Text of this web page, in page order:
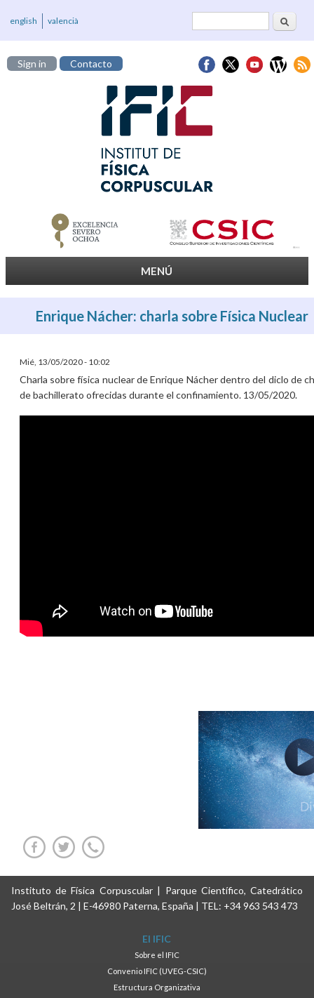
Formulario deBuscar
english valencià
Sign in Contacto
MENÚ
Enrique Nácher: charla sobre Física Nuclear
Mié, 13/05/2020 - 10:02
Charla sobre física nuclear de Enrique Nácher dentro del diclo de
de bachillerato ofrecidas durante el confinamiento. 13/05/2020.
Instituto de Física Corpuscular | Parque Científico, Catedrático
José Beltrán, 2 | E-46980 Paterna, España | TEL: +34 963 543 473
El IFIC
Sobre el IFIC
Convenio IFIC (UVEG-CSIC)
Estructura Organizativa